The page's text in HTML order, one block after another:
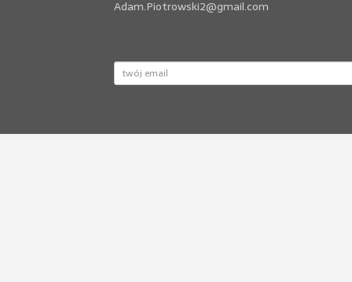
Adam.Piotrowski2@gmail.com